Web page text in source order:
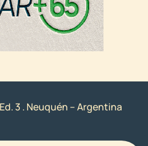
3 . Neuquén – Argentina